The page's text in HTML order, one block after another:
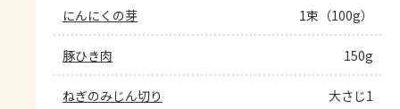
にんにくの芽 1束（100g）
豚ひき肉 150g
ねぎのみじん切り 大さじ1